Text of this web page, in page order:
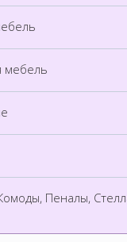
мебель
Пеналы,